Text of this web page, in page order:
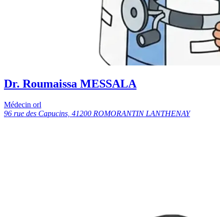
Dr. Roumaissa MESSALA
Médecin orl
96 rue des Capucins, 41200 ROMORANTIN LANTHENAY